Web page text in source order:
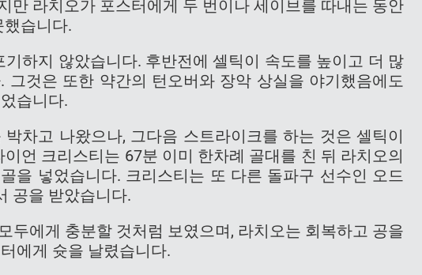
만 라치오가 포스터에게 두 번이나 세이브를 따내는 동안
습니다.
하지 않았습니다. 후반전에 셀틱이 속도를 높이고 더 많
것은 또한 약간의 턴오버와 장악 상실을 야기했음에도
습니다.
차고 나왔으나, 그다음 스트라이크를 하는 것은 셀틱이
언 크리스티는 67분 이미 한차례 골대를 친 뒤 라치오의
을 넣었습니다. 크리스티는 또 다른 돌파구 선수인 오드
공을 받았습니다.
두에게 충분할 것처럼 보였으며, 라치오는 회복하고 공을
에게 슛을 날렸습니다.